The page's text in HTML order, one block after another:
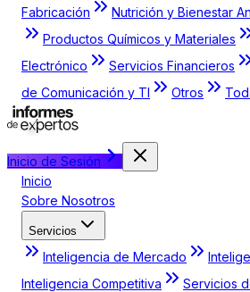
Fabricación
Nutrición y Bienestar
Productos Químicos y Materiales
Electrónico
Servicios Financieros
de Comunicación y TI
Otros
Inicio de Sesión
Inicio
Sobre Nosotros
Servicios
Inteligencia de Mercado
Inteligencia Competitiva
Servicios